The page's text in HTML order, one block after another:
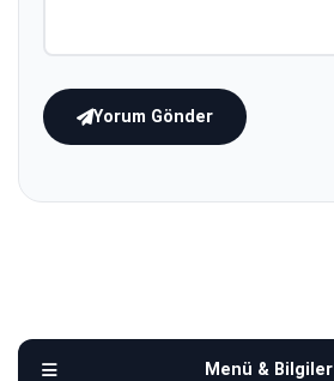
Menü & Bilgiler
Yorum Gönder